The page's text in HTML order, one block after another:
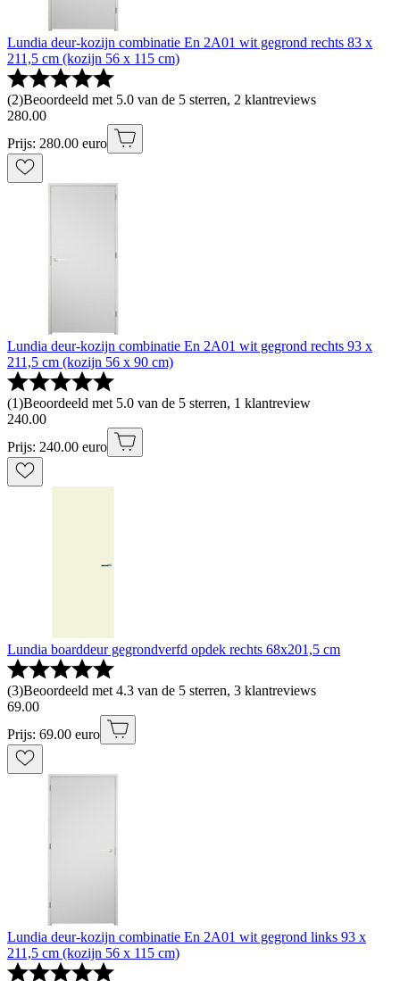
Lundia deur-kozijn combinatie En 2A01 wit gegrond rechts 83 x
211,5 cm (kozijn 56 x 115 cm)
(2)Beoordeeld met 5.0 van de 5 sterren, 2 klantreviews
280.00
Prijs: 280.00 euro
Lundia deur-kozijn combinatie En 2A01 wit gegrond rechts 93 x
211,5 cm (kozijn 56 x 90 cm)
(1)Beoordeeld met 5.0 van de 5 sterren, 1 klantreview
240.00
Prijs: 240.00 euro
Lundia boarddeur gegrondverfd opdek rechts 68x201,5 cm
(3)Beoordeeld met 4.3 van de 5 sterren, 3 klantreviews
69.00
Prijs: 69.00 euro
Lundia deur-kozijn combinatie En 2A01 wit gegrond links 93 x
211,5 cm (kozijn 56 x 115 cm)